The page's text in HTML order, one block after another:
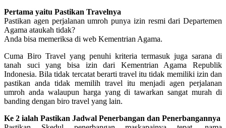
Pertama yaitu Pastikan Travelnya
Pastikan agen perjalanan umroh punya izin resmi dari Departemen
Agama ataukah tidak?
Anda bisa memeriksa di web Kementrian Agama.
Cuma Biro Travel yang penuhi kriteria termasuk juga sarana di
tanah suci yang bisa izin dari Kementrian Agama Republik
Indonesia. Bila tidak tercatat berarti travel itu tidak memiliki izin dan
pastikan anda tidak memilih travel itu menjadi agen perjalanan
umroh anda walaupun harga yang di tawarkan sangat murah di
banding dengan biro travel yang lain.
Ke 2 ialah Pastikan Jadwal Penerbangan dan Penerbangannya